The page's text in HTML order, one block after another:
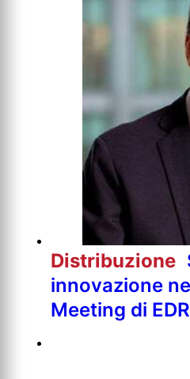
Distribuzione
innovazione
Meeting di